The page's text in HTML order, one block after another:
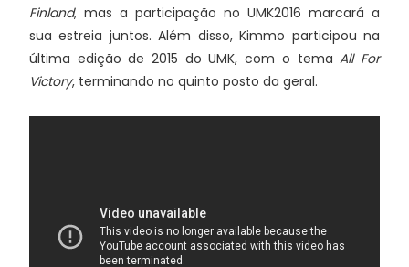
Finland, mas a participação no UMK2016 marcará a
sua estreia juntos. Além disso, Kimmo participou na
última edição de 2015 do UMK, com o temaAll For
Victory, terminando no quinto posto da geral.